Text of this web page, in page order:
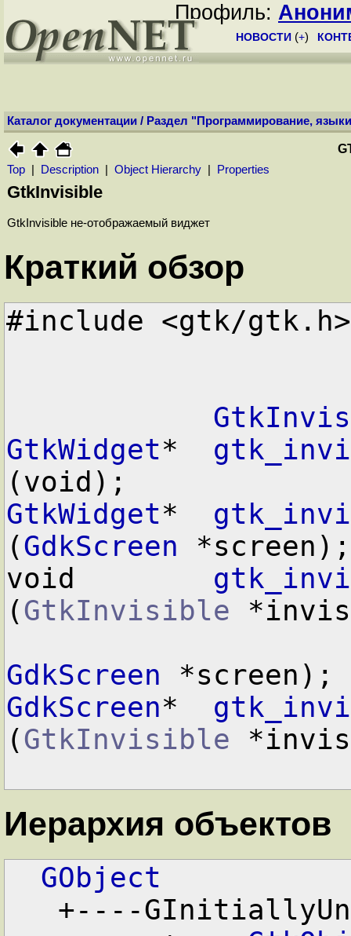
Профиль:
НОВОСТИ (+)
Каталог документации / Раздел "Программирование,
Top Description Object Hierarchy Properties
GtkInvisible
GtkInvisible не-отображаемый виджет
Краткий обзор
#include <gtk/gtk.h>
GtkWidget*
GtkWidget*
(GdkScreen *screen);
void
(GtkInvisible
GdkScreen
GdkScreen*
(GtkInvisible
Иерархия объектов
GObject